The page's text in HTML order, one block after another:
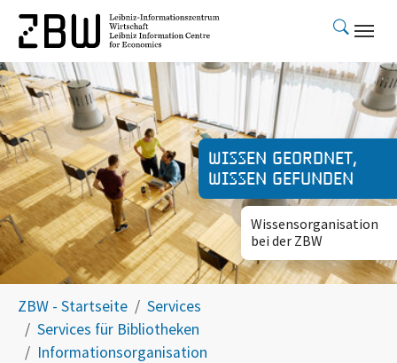
Skip to main content
Wissen geordnet,
Wissen gefunden
Wissensorganisation
bei der ZBW
ZBW - Startseite
Services
Services für Bibliotheken
Informationsorganisation